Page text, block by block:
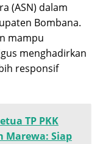
(ASN) dalam
Bombana.
mampu
menghadirkan
responsif
TP PKK
Marewa: Siap